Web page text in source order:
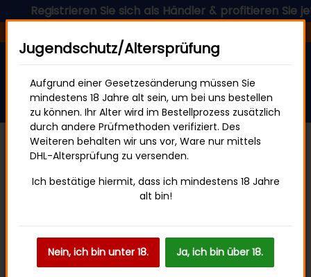
Sie sich als Händler & profitieren Sie jetzt von
Startseite
Sweets & Snacks
Artikel 1 - 20 von 40
Jugendschutz/Altersprüfung
Aufgrund einer Gesetzesänderung müssen Sie
mindestens 18 Jahre alt sein, um bei uns bestellen
zu können. Ihr Alter wird im Bestellprozess zusätzlich
durch andere Prüfmethoden verifiziert. Des
Weiteren behalten wir uns vor, Ware nur mittels
DHL-Altersprüfung zu versenden.
Ich bestätige hiermit, dass ich mindestens 18 Jahre
alt bin!
Nein, ich bin unter 18. Ja, ich bin über 18.